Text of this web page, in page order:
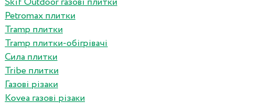
Petromax плитки
Tramp плитки
Tramp плитки-обігрівачі
Сила плитки
Tribe плитки
Газові різаки
Kovea газові різаки